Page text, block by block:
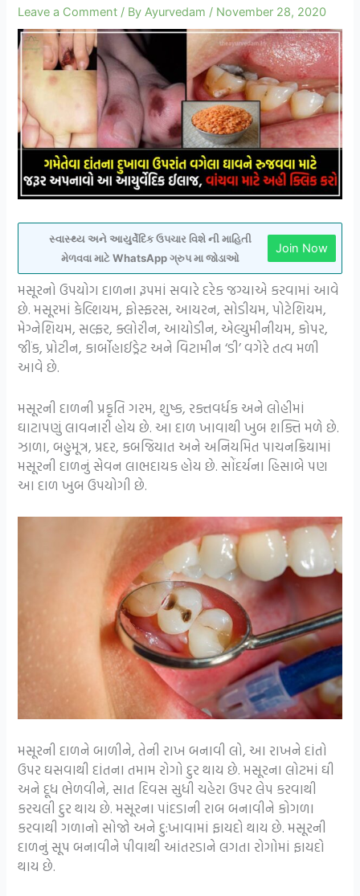
Leave a Comment / ByAyurvedam / November 28, 2020
સ્વાસ્થ્ય અને આયુર્વેદિક ઉપચાર વિશે ની માહિતી
મેળવવા માટે WhatsApp ગ્રુપ મા જોડાઓ
Join Now
મસૂરનો ઉપયોગ દાળના રૂપમાં સવારે દરેક જગ્યાએ કરવામાં આવે
છે. મસૂરમાં કેલ્શિયમ, ફોસ્ફરસ, આયરન, સોડીયમ, પોટેશિયમ,
મેગ્નેશિયમ, સલ્ફર, ક્લોરીન, આયોડીન, એલ્યુમીનીયમ, કોપર,
જીંક, પ્રોટીન, કાર્બોહાઈડ્રેટ અને વિટામીન ‘ડી’ વગેરે તત્વ મળી
આવે છે.
મસૂરની દાળની પ્રકૃતિ ગરમ, શુષ્ક, રક્તવર્ધક અને લોહીમાં
ઘાટાપણું લાવનારી હોય છે. આ દાળ ખાવાથી ખુબ શક્તિ મળે છે.
ઝાળા, બહુમૂત્ર, પ્રદર, કબજિયાત અને અનિયમિત પાચનક્રિયામાં
મસૂરની દાળનું સેવન લાભદાયક હોય છે. સોંદર્યના હિસાબે પણ
આ દાળ ખુબ ઉપયોગી છે.
મસૂરની દાળને બાળીને, તેની રાખ બનાવી લો, આ રાખને દાંતો
ઉપર ઘસવાથી દાંતના તમામ રોગો દુર થાય છે. મસૂરના લોટમાં ઘી
અને દૂધ ભેળવીને, સાત દિવસ સુધી ચહેરા ઉપર લેપ કરવાથી
કરચલી દુર થાય છે. મસૂરના પાંદડાની રાબ બનાવીને કોગળા
કરવાથી ગળાનો સોજો અને દુ:ખાવામાં ફાયદો થાય છે. મસૂરની
દાળનું સૂપ બનાવીને પીવાથી આંતરડાને લગતા રોગોમાં ફાયદો
થાય છે.